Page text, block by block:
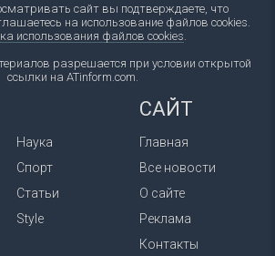
сайт вы подтверждаете, что
на использование файлов cookies.
использования файлов cookies
разрешается при условии открытой
ссылки на ATinform.com.
Наука
Спорт
Статьи
Style
САЙТ
Главная
Все новости
О сайте
Реклама
Контакты